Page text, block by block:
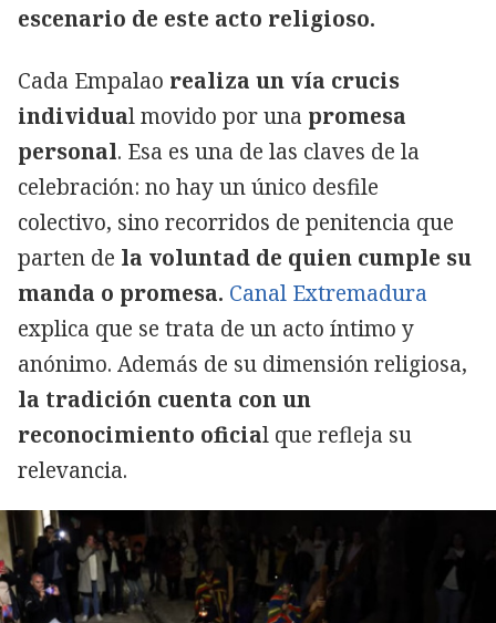
escenario de este acto religioso.
Cada Empalao realiza un vía crucis
individual movido por una promesa
personal. Esa es una de las claves de la
celebración: no hay un único desfile
colectivo, sino recorridos de penitencia que
parten de la voluntad de quien cumple su
manda o promesa. Canal Extremadura
explica que se trata de un acto íntimo y
anónimo. Además de su dimensión religiosa,
la tradición cuenta con un
reconocimiento oficial que refleja su
relevancia.